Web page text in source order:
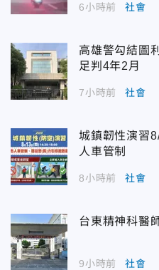
6小時前 社會
高雄警勾結圖
足判4年2月
7小時前 社會
城鎮韌性演習
人車管制
8小時前 社會
台東精神科醫
9小時前 社會